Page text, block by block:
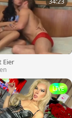
Eier
LIVE